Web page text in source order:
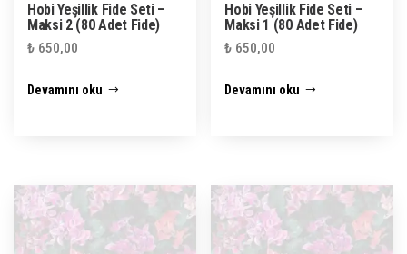
Hobi Yeşillik Fide Seti –
Maksi 2 (80 Adet Fide)
₺ 650,00
Devamını oku
Hobi Yeşillik Fide Seti –
Maksi 1 (80 Adet Fide)
₺ 650,00
Devamını oku